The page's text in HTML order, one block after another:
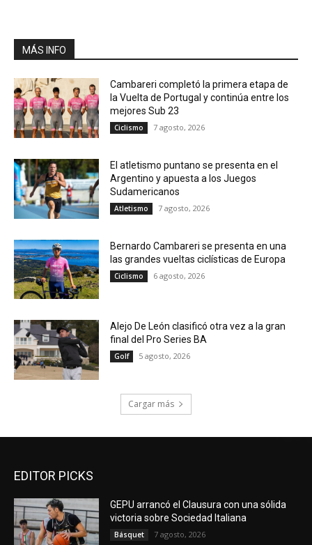
MÁS INFO
Cambareri completó la primera etapa de
la Vuelta de Portugal y continúa entre los
mejores Sub 23
Ciclismo 7 agosto, 2026
El atletismo puntano se presenta en el
Argentino y apuesta a los Juegos
Sudamericanos
Atletismo 7 agosto, 2026
Bernardo Cambareri se presenta en una
las grandes vueltas ciclísticas de Europa
Ciclismo 6 agosto, 2026
Alejo De León clasificó otra vez a la gran
final del Pro Series BA
Golf 5 agosto, 2026
Cargar más
EDITOR PICKS
GEPU arrancó el Clausura con una sólida
victoria sobre Sociedad Italiana
Básquet 7 agosto, 2026